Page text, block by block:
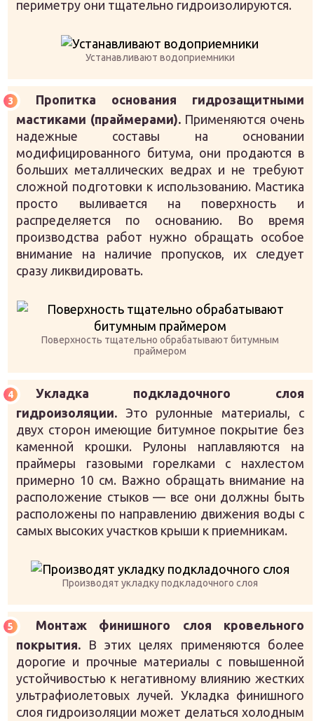
периметру они тщательно гидроизолируются.
Устанавливают водоприемники
Пропитка основания гидрозащитными
мастиками (праймерами).Применяются очень
надежные составы на основании
модифицированного битума, они продаются в
больших металлических ведрах и не требуют
сложной подготовки к использованию. Мастика
просто выливается на поверхность и
распределяется по основанию. Во время
производства работ нужно обращать особое
внимание на наличие пропусков, их следует
сразу ликвидировать.
Поверхность тщательно обрабатывают битумным
праймером
Укладка подкладочного слоя
гидроизоляции. Это рулонные материалы, с
двух сторон имеющие битумное покрытие без
каменной крошки. Рулоны наплавляются на
праймеры газовыми горелками с нахлестом
примерно 10 см. Важно обращать внимание на
расположение стыков — все они должны быть
расположены по направлению движения воды с
самых высоких участков крыши к приемникам.
Производят укладку подкладочного слоя
Монтаж финишного слоя кровельного
покрытия. В этих целях применяются более
дорогие и прочные материалы с повышенной
устойчивостью к негативному влиянию жестких
ультрафиолетовых лучей. Укладка финишного
слоя гидроизоляции может делаться холодным